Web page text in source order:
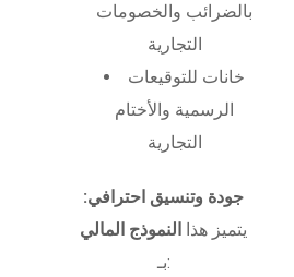
بالضرائب والخصومات
التجارية
خانات للتوقيعات
الرسمية والأختام
التجارية
جودة وتنسيق احترافي:
يتميز هذا
النموذج المالي
بـ: